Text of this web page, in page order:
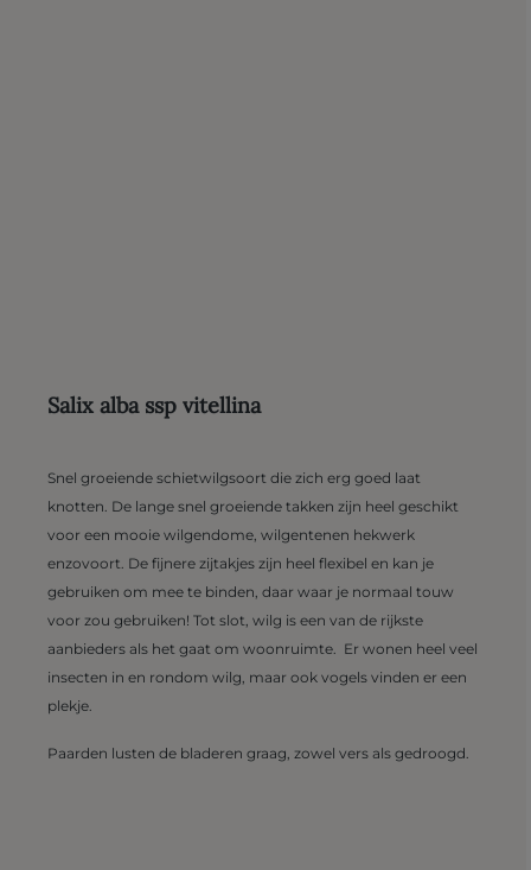
Salix alba ssp vitellina
Snel groeiende schietwilgsoort die zich erg goed laat
knotten. De lange snel groeiende takken zijn heel geschikt
voor een mooie wilgendome, wilgentenen hekwerk
enzovoort. De fijnere zijtakjes zijn heel flexibel en kan je
gebruiken om mee te binden, daar waar je normaal touw
voor zou gebruiken! Tot slot, wilg is een van de rijkste
aanbieders als het gaat om woonruimte. Er wonen heel veel
insecten in en rondom wilg, maar ook vogels vinden er een
plekje.
Paarden lusten de bladeren graag, zowel vers als gedroogd.